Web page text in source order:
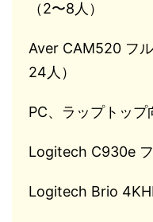
（2〜8人）
Aver CAM520 フ
24人）
PC、ラップトップ
Logitech C930e
Logitech Brio